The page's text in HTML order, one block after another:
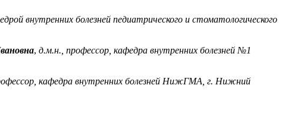
внутренних болезней педиатрического и стоматологического
, д.м.н., профессор, кафедра внутренних болезней №1
кафедра внутренних болезней НижГМА, г. Нижний